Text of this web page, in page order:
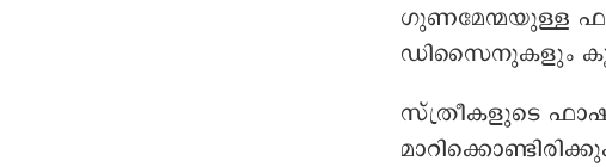
ഗുണമേന്മയുള്ള
ഡിസൈനുകളും
സ്ത്രീകളുടെ